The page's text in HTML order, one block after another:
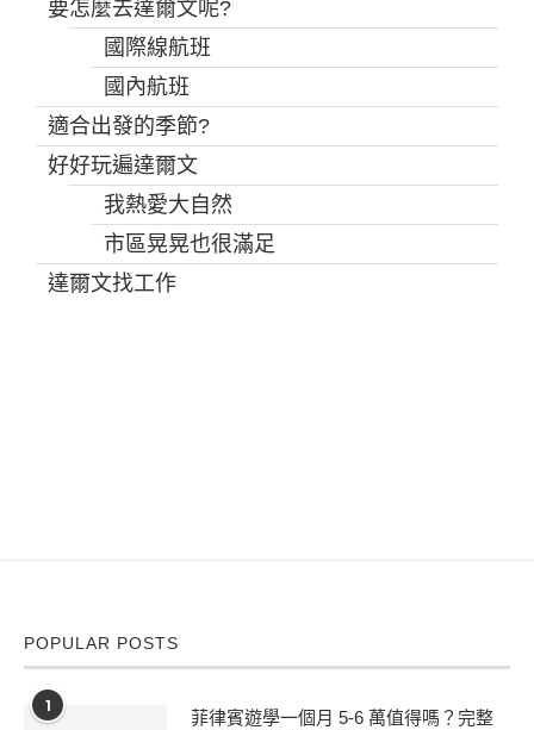
要怎麼去達爾文呢?
國際線航班
國內航班
適合出發的季節?
好好玩遍達爾文
我熱愛大自然
市區晃晃也很滿足
達爾文找工作
POPULAR POSTS
1
菲律賓遊學一個月 5-6 萬值得嗎？完整